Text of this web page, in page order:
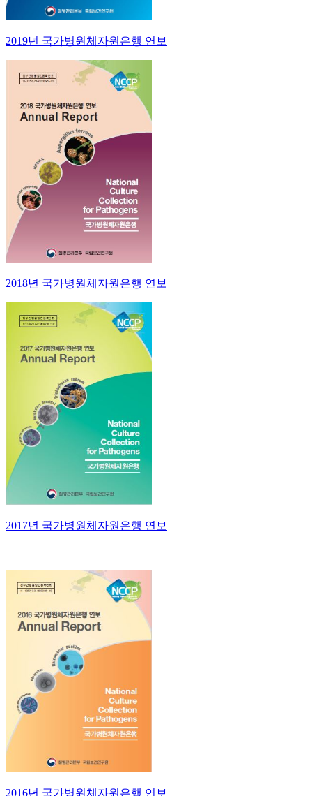
2019년 국가병원체자원은행 연보
2018년 국가병원체자원은행 연보
2017년 국가병원체자원은행 연보
2016년 국가병원체자원은행 연보